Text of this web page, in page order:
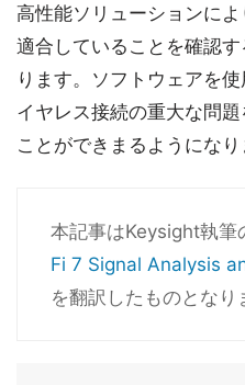
高性能ソリューションに
適合していることを確認
ります。ソフトウェアを
イヤレス接続の重大な問
ことができまるようになり
本記事はKeysight執筆
Fi 7 Signal Analysis
を翻訳したものとなり